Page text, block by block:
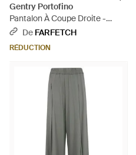
Gentry Portofino
Pantalon À Coupe Droite -
Blanc
De FARFETCH
RÉDUCTION